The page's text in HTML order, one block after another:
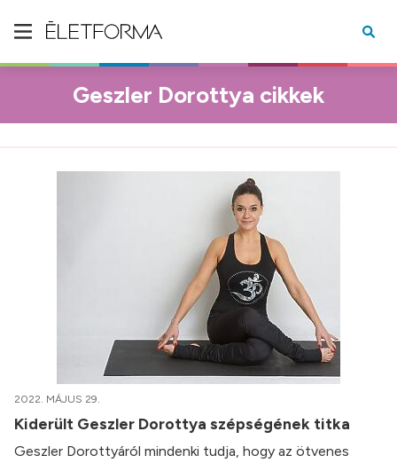
Geszler Dorottya cikkek
2022. MÁJUS 29.
Kiderült Geszler Dorottya szépségének titka
Geszler Dorottyáról mindenki tudja, hogy az ötvenes